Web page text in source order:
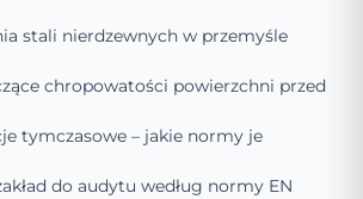
stali nierdzewnych w przemyśle
chropowatości powierzchni przed
tymczasowe – jakie normy je
do audytu według normy EN